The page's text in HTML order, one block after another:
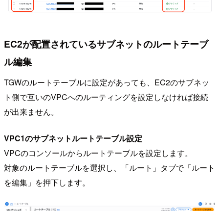
EC2が配置されているサブネットのルートテーブ
ル編集
TGWのルートテーブルに設定があっても、EC2のサブネッ
ト側で互いのVPCへのルーティングを設定しなければ接続
が出来ません。
VPC1のサブネットルートテーブル設定
VPCのコンソールからルートテーブルを設定します。
対象のルートテーブルを選択し、「ルート」タブで「ルート
を編集」を押下します。